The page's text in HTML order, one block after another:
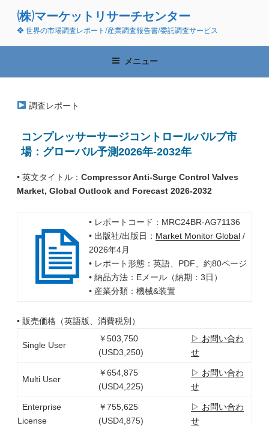
ン
(株)マーケットリサーチセンター
❖ 世界の市場調査レポート/産業調査報告書/委託調査サービス
メニュー
調査レポート
コンプレッサーサージコントロールバルブ市
場：グローバル予測2026年-2032年
• 英文タイトル： Compressor Anti-Surge Control Valves
Market, Global Outlook and Forecast 2026-2032
• レポートコード：MRC24BR-AG71136
• 出版社/出版日： Market Monitor Global/
2026年4月
• レポート形態：英語、PDF、約80ページ
• 納品方法：Eメール（納期：3日）
• 産業分類：機械&装置
• 販売価格（英語版、消費税別）
Single User
￥503,750
(USD3,250)
▷ お問い合わ
せ
Multi User
￥654,875
(USD4,225)
▷ お問い合わ
せ
Enterprise
License
￥755,625
(USD4,875)
▷ お問い合わ
せ